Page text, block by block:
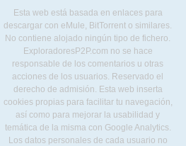
Esta web está basada en enlaces para
descargar con eMule, BitTorrent o similares.
No contiene alojado ningún tipo de fichero.
ExploradoresP2P.com no se hace
responsable de los comentarios u otras
acciones de los usuarios. Reservado el
derecho de admisión. Esta web inserta
cookies propias para facilitar tu navegación,
así como para mejorar la usabilidad y
temática de la misma con Google Analytics.
Los datos personales de cada usuario no